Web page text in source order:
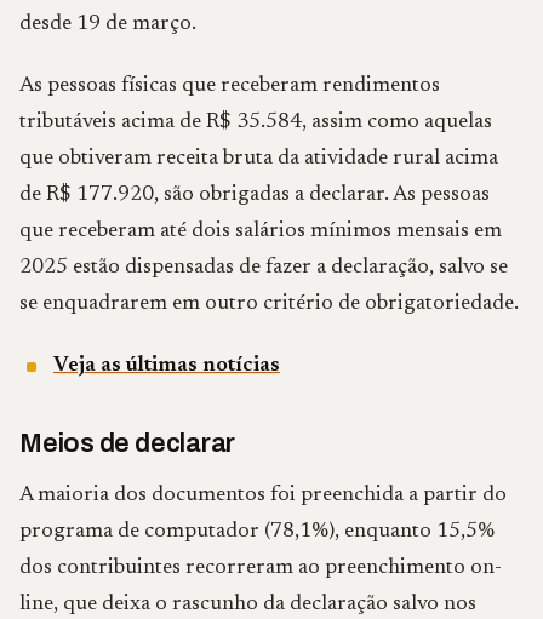
desde 19 de março.
As pessoas físicas que receberam rendimentos
tributáveis acima de R$ 35.584, assim como aquelas
que obtiveram receita bruta da atividade rural acima
de R$ 177.920, são obrigadas a declarar. As pessoas
que receberam até dois salários mínimos mensais em
2025 estão dispensadas de fazer a declaração, salvo se
se enquadrarem em outro critério de obrigatoriedade.
Veja as últimas notícias
Meios de declarar
A maioria dos documentos foi preenchida a partir do
programa de computador (78,1%), enquanto 15,5%
dos contribuintes recorreram ao preenchimento on-
line, que deixa o rascunho da declaração salvo nos